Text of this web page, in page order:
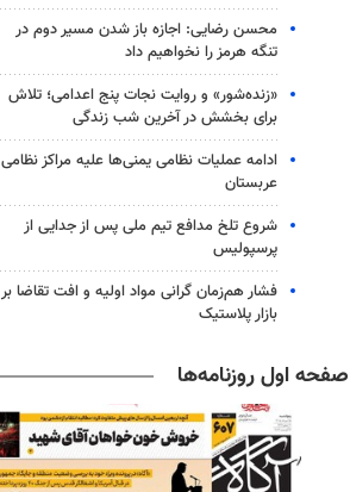
محسن رضایی: اجازه باز شدن مسیر دوم در
تنگه هرمز را نخواهیم داد
«زنده‌شور» و روایت نجات پنج اعدامی؛ تلاش
برای بخشش در آخرین شب زندگی
ادامه عملیات نظامی یمنی‌ها علیه مراکز نظامی
عربستان
شروع تلخ مدافع تیم ملی پس از جدایی از
پرسپولیس
فشار هم‌زمان گرانی مواد اولیه و افت تقاضا بر
بازار پلاستیک
صفحه اول روزنامه‌ها